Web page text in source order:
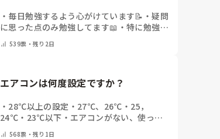
・ 毎日勉強するよう心がけています📝 ・疑問
に思った点のみ勉強してます📖 ・ 特に勉強し
さい）
539票・残り2日
エアコンは何度設定ですか？
・ 28℃以上の設定 ・ 27℃、26℃ ・ 25，
24℃ ・ 23℃以下 ・ エアコンがない、使って
568票・残り1日